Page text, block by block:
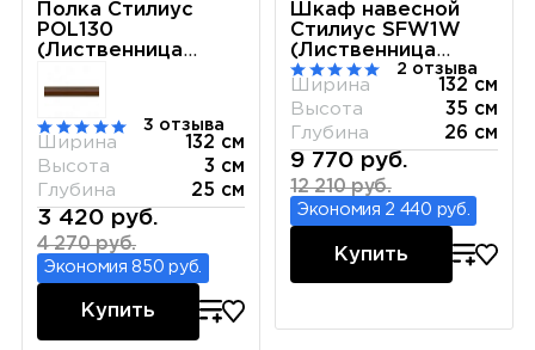
Полка Стилиус
POL130
(Лиственница
3 отзыва
Ширина
132 см
Высота
3 см
Глубина
25 см
3 420 руб.
4 270 руб.
Экономия 850 руб.
Купить
Шкаф навесной
Стилиус SFW1W
(Лиственница
сибирская)2 отзыва
Ширина
132 см
Высота
35 см
Глубина
26 см
9 770 руб.
12 210 руб.
Экономия 2 440 руб.
Купить